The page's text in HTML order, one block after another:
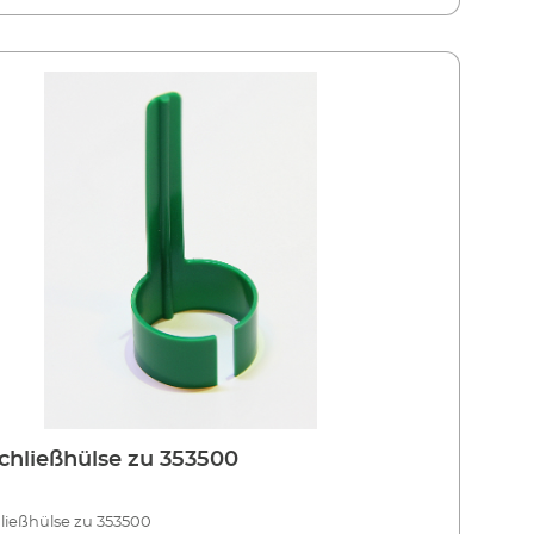
zu 353500
zu 353500